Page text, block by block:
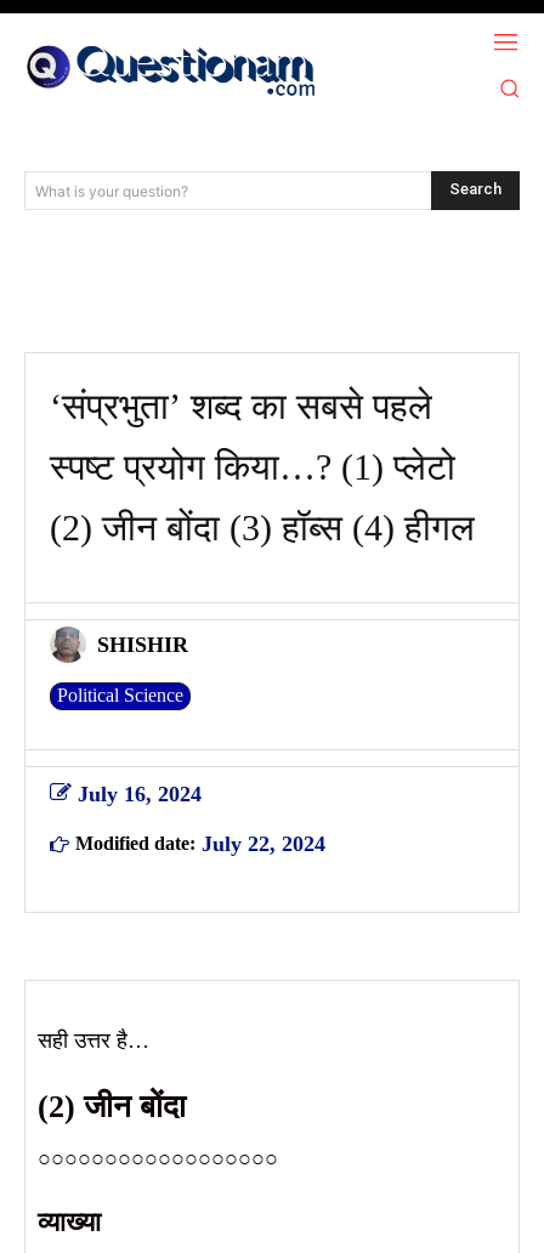
What is your question? Search
‘संप्रभुता’ शब्द का सबसे पहले
स्पष्ट प्रयोग किया…? (1) प्लेटो
(2) जीन बोंदा (3) हॉब्स (4) हीगल
SHISHIR
Political Science
July 16, 2024
Modified date: July 22, 2024
सही उत्तर है…
(2) जीन बोंदा
○○○○○○○○○○○○○○○○○○
व्याख्या